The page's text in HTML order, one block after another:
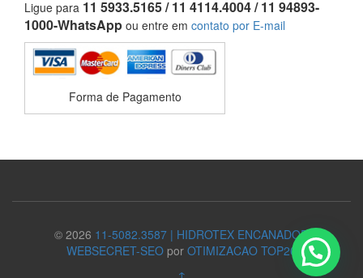
Ligue para 11 5933.5165 / 11 4114.4004 / 11 94893-
1000-WhatsApp ou entre em contato por E-mail
Forma de Pagamento
© 2026 11-5082.3587 | HIDROTEX ENCANADOR
WEBSECRET-SEO por OTIMIZACAO TOP20
↑